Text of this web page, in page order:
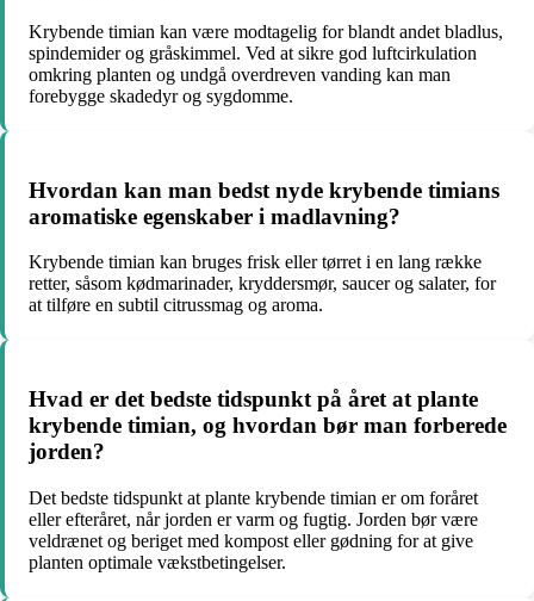
Krybende timian kan være modtagelig for blandt andet bladlus,
spindemider og gråskimmel. Ved at sikre god luftcirkulation
omkring planten og undgå overdreven vanding kan man
forebygge skadedyr og sygdomme.
Hvordan kan man bedst nyde krybende timians
aromatiske egenskaber i madlavning?
Krybende timian kan bruges frisk eller tørret i en lang række
retter, såsom kødmarinader, kryddersmør, saucer og salater, for
at tilføre en subtil citrussmag og aroma.
Hvad er det bedste tidspunkt på året at plante
krybende timian, og hvordan bør man forberede
jorden?
Det bedste tidspunkt at plante krybende timian er om foråret
eller efteråret, når jorden er varm og fugtig. Jorden bør være
veldrænet og beriget med kompost eller gødning for at give
planten optimale vækstbetingelser.